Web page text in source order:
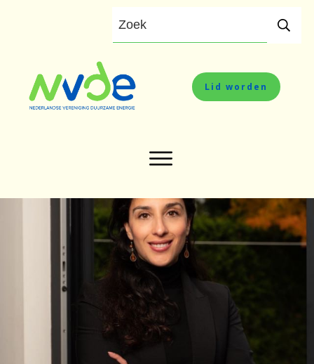
Lid worden